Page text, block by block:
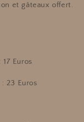
et gâteaux offert.
Euros
23 Euros